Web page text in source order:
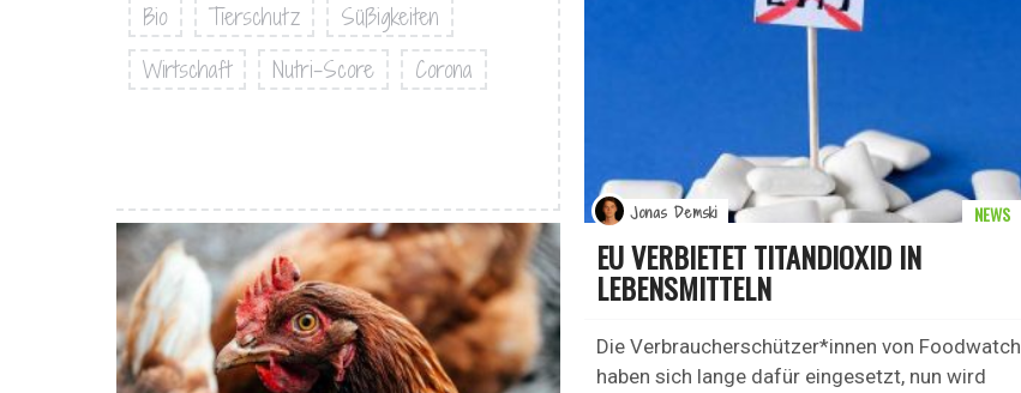
Bio Tierschutz
Süßigkeiten
Wirtschaft
Nutri-Score Corona
EU VERBIETET TITANDIOXID IN
LEBENSMITTELN
Die Verbraucherschützer*innen von Foodwatch
haben sich lange dafür eingesetzt, nun wird
NEWS
Jonas Demski